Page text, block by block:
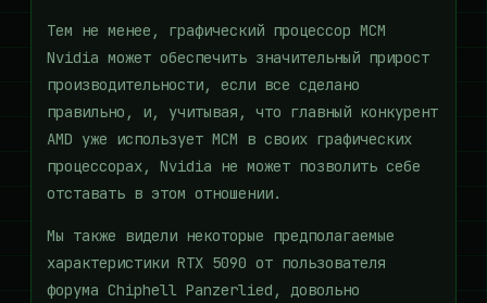
Тем не менее, графический процессор MCM
Nvidia может обеспечить значительный прирост
производительности, если все сделано
правильно, и, учитывая, что главный конкурент
AMD уже использует MCM в своих графических
процессорах, Nvidia не может позволить себе
отставать в этом отношении.
Мы также видели некоторые предполагаемые
характеристики RTX 5090 от пользователя
форума Chiphell Panzerlied, довольно